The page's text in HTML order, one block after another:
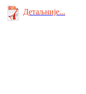
Детаљније...